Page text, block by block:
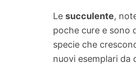
Le succulente,
poche cure e sono
specie che
nuovi esemplari da